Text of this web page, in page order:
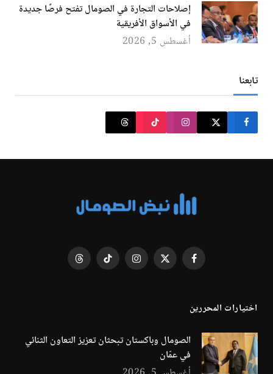
إصلاحات التجارة في الصومال تفتح فرصًا جديدة
في الأسواق الأفريقية
أغسطس 5, 2026
تابعنا
فيسبوك X
الانستغرامتيكتوك Threads
اختيارات المحررين
الصومال وباكستان تبحثان تعزيز التعاون الثنائي
في عمّان